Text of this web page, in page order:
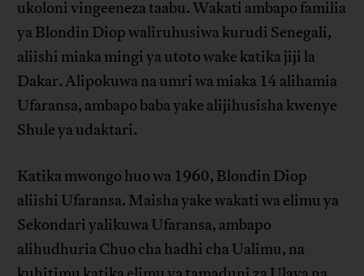
ukoloni vingeeneza taabu. Wakati ambapo familia
ya Blondin Diop waliruhusiwa kurudi Senegali,
aliishi miaka mingi ya utoto wake katika jiji la
Dakar. Alipokuwa na umri wa miaka 14 alihamia
Ufaransa, ambapo baba yake alijihusisha kwenye
Shule ya udaktari.
Katika mwongo huo wa 1960, Blondin Diop
aliishi Ufaransa. Maisha yake wakati wa elimu ya
Sekondari yalikuwa Ufaransa, ambapo
alihudhuria Chuo cha hadhi cha Ualimu, na